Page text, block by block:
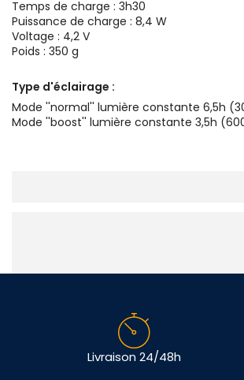
Temps de charge : 3h30
Puissance de charge : 8,4 W
Voltage : 4,2 V
Poids : 350 g
Type d'éclairage :
Mode ''normal'' lumière constante 6,5h
Mode ''boost'' lumière constante 3,5h
Livraison 24/48h